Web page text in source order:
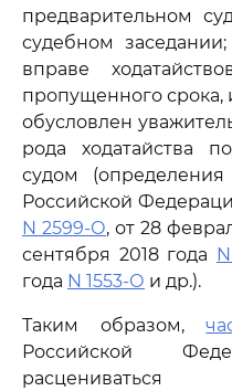
предварительном
судебном
вправе
пропущенного срока,
обусловлен
рода ходатайства
судом
Российской
N 2599-О, от 28
сентября 2018 года
года N 1553-О и др.).
Таким образом,
Российской